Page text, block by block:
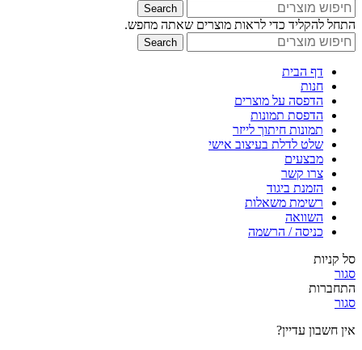
Search
התחל להקליד כדי לראות מוצרים שאתה מחפש.
Search
דף הבית
חנות
הדפסה על מוצרים
הדפסת תמונות
תמונות חיתוך לייזר
שלט לדלת בעיצוב אישי
מבצעים
צרו קשר
הזמנת ביגוד
רשימת משאלות
השוואה
כניסה / הרשמה
סל קניות
סגור
התחברות
סגור
אין חשבון עדיין?